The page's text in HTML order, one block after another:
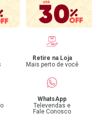
Retire na Loja
Mais perto de você
WhatsApp
Televendas e
Fale Conosco